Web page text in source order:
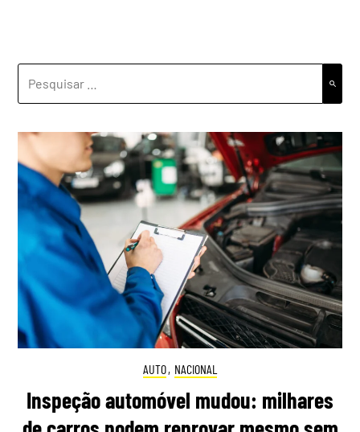
POR:
AUTO, NACIONAL
Inspeção automóvel mudou: milhares